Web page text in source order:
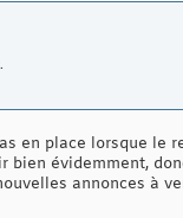
en place lorsque le
évidemment,
annonces à